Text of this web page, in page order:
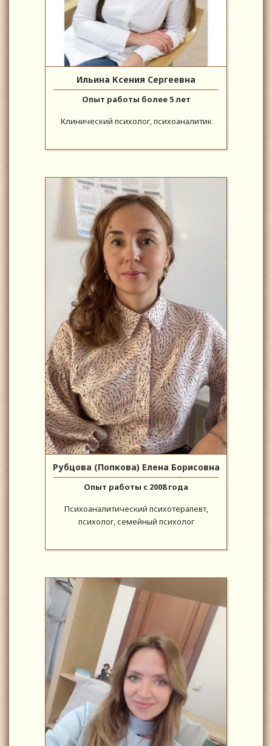
Ильина Ксения Сергеевна
Опыт работы более 5 лет
Клинический психолог, психоаналитик
Рубцова (Попкова) Елена Борисовна
Опыт работы с 2008 года
Психоаналитический психотерапевт,
психолог, семейный психолог